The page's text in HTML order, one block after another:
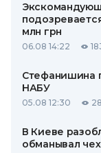
млн грн
06.08 14:22
Стефанишина
НАБУ
05.08 12:30
В Киеве
обманывал